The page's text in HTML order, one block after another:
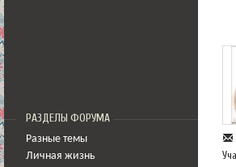
РАЗДЕЛЫ ФОРУМА
Разные темы
Личная жизнь